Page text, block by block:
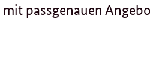
passgenauen